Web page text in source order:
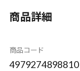
商品詳細
商品コード
4979274898810